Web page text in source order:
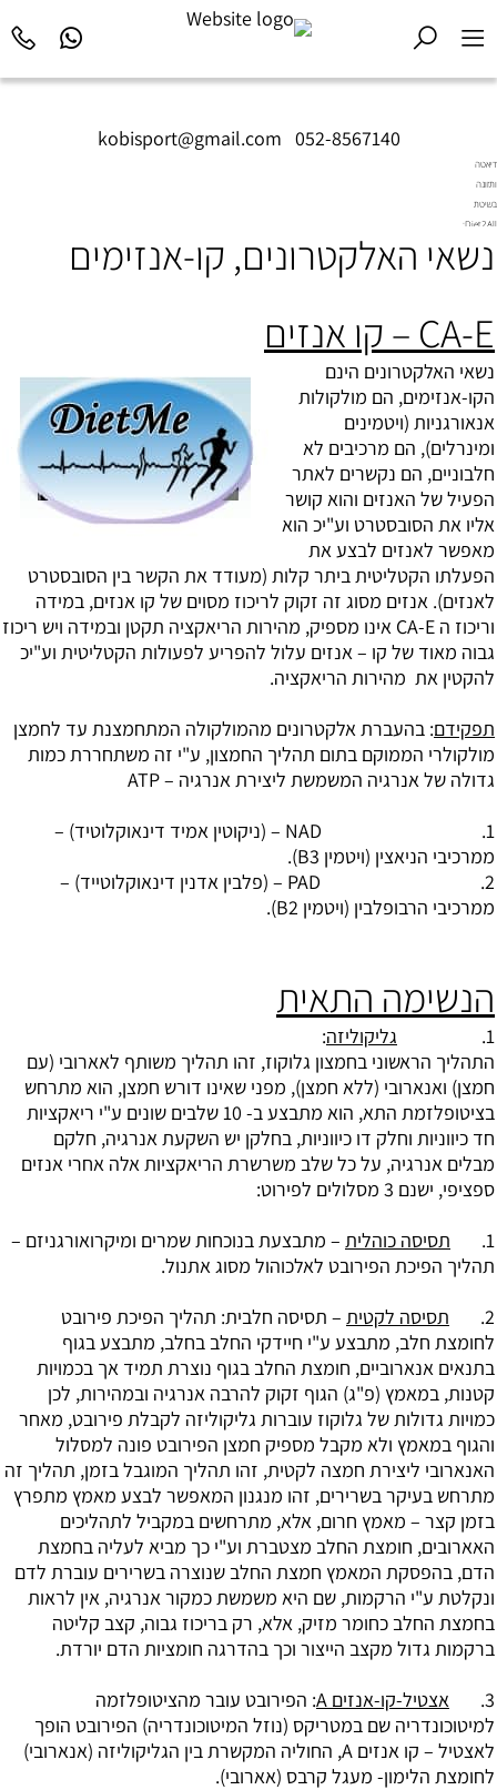
kobisport@gmail.com 052-8567140
דיאטה
ותזונה
בשיטת
Diet2All:
שמאחורי
נשאי האלקטרונים, קו-אנזימים
CA-E – קו אנזים
נשאי האלקטרונים הינם
הקו-אנזימים, הם מולקולות
אנאורגניות (ויטמינים
ומינרלים), הם מרכיבים לא
חלבוניים, הם נקשרים לאתר
הפעיל של האנזים והוא קושר
אליו את הסובסטרט וע"יכ הוא
מאפשר לאנזים לבצע את
הפעלתו הקטליטית ביתר קלות (מעודד את הקשר בין הסובסטרט
לאנזים). אנזים מסוג זה זקוק לריכוז מסוים של קו אנזים, במידה
וריכוז ה CA-E אינו מספיק, מהירות הריאקציה תקטן ובמידה ויש ריכוז
גבוה מאוד של קו – אנזים עלול להפריע לפעולות הקטליטית וע"יכ
להקטין את מהירות הריאקציה.
תפקידם: בהעברת אלקטרונים מהמולקולה המתחמצנת עד לחמצן
מולקולרי הממוקם בתום תהליך החמצון, ע"י זה משתחררת כמות
גדולה של אנרגיה המשמשת ליצירת אנרגיה – ATP
1. NAD – (ניקוטין אמיד דינאוקלוטיד) –
ממרכיבי הניאצין (ויטמין B3
).
2. PAD – (פלבין אדנין דינאוקלוטייד) –
ממרכיבי הרבופלבין (ויטמין B2 ).
הנשימה התאית
1. גליקוליזה:
התהליך הראשוני בחמצון גלוקוז, זהו תהליך משותף לאארובי (עם
חמצן) ואנארובי (ללא חמצן), מפני שאינו דורש חמצן, הוא מתרחש
בציטופלזמת התא, הוא מתבצע ב- 10 שלבים שונים ע"י ריאקציות
חד כיווניות וחלק דו כיווניות, בחלקן יש השקעת אנרגיה, חלקם
מבלים אנרגיה, על כל שלב משרשרת הריאקציות אלה אחרי אנזים
ספציפי, ישנם 3 מסלולים לפירוט:
1.
תסיסה כוהלית – מתבצעת בנוכחות שמרים ומיקרואורגניזם –
תהליך הפיכת הפירובט לאלכוהול מסוג אתנול.
2.
תסיסה לקטית – תסיסה חלבית: תהליך הפיכת פירובט
לחומצת חלב, מתבצע ע"י חיידקי החלב בחלב, מתבצע בגוף
בתנאים אנארוביים, חומצת החלב בגוף נוצרת תמיד אך בכמויות
קטנות, במאמץ (פ"ג) הגוף זקוק להרבה אנרגיה ובמהירות, לכן
כמויות גדולות של גלוקוז עוברות גליקוליזה לקבלת פירובט, מאחר
והגוף במאמץ ולא מקבל מספיק חמצן הפירובט פונה למסלול
האנארובי ליצירת חמצה לקטית, זהו תהליך המוגבל בזמן, תהליך זה
מתרחש בעיקר בשרירים, זהו מנגנון המאפשר לבצע מאמץ מתפרץ
בזמן קצר – מאמץ חרום, אלא, מתרחשים במקביל לתהליכים
האארובים, חומצת החלב מצטברת וע"י כך מביא לעליה בחמצת
הדם, בהפסקת המאמץ חמצת החלב שנוצרה בשרירים עוברת לדם
ונקלטת ע"י הרקמות, שם היא משמשת כמקור אנרגיה, אין לראות
בחמצת החלב כחומר מזיק, אלא, רק בריכוז גבוה, קצב קליטה
ברקמות גדול מקצב הייצור וכך בהדרגה חומציות הדם יורדת.
3.
אצטיל-קו-אנזים A
: הפירובט עובר מהציטופלזמה
למיטוכונדריה שם במטריקס (נוזל המיטוכונדריה) הפירובט הופך
לאצטיל – קו אנזים A, החוליה המקשרת בין הגליקוליזה (אנארובי)
לחומצת הלימון- מעגל קרבס (אארובי).